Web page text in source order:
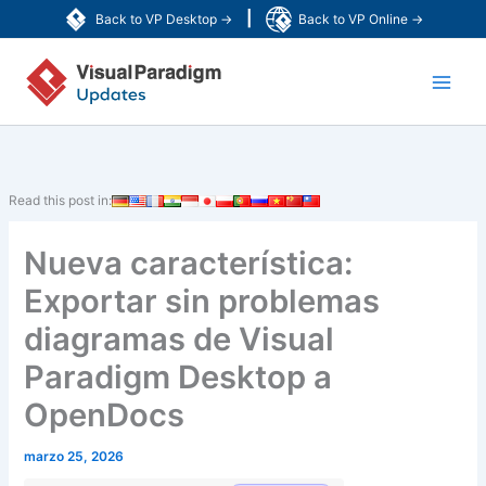
Back to VP Desktop → Back to VP Online →
al
contenido
Read this post in:
Nueva característica:
Exportar sin problemas
diagramas de Visual
Paradigm Desktop a
OpenDocs
marzo 25, 2026